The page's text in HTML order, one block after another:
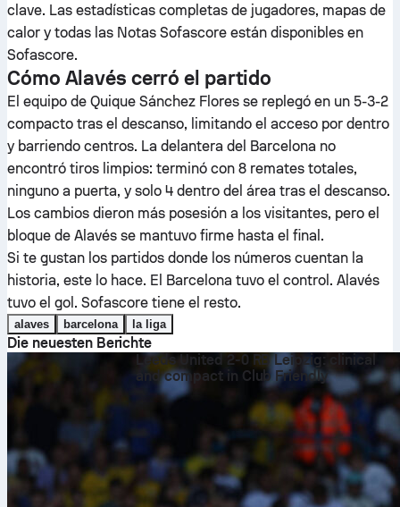
clave. Las estadísticas completas de jugadores, mapas de
calor y todas las Notas Sofascore están disponibles en
Sofascore.
Cómo Alavés cerró el partido
El equipo de Quique Sánchez Flores se replegó en un 5-3-2
compacto tras el descanso, limitando el acceso por dentro
y barriendo centros. La delantera del Barcelona no
encontró tiros limpios: terminó con 8 remates totales,
ninguno a puerta, y solo 4 dentro del área tras el descanso.
Los cambios dieron más posesión a los visitantes, pero el
bloque de Alavés se mantuvo firme hasta el final.
Si te gustan los partidos donde los números cuentan la
historia, este lo hace. El Barcelona tuvo el control. Alavés
tuvo el gol. Sofascore tiene el resto.
alaves barcelona la liga
Die neuesten Berichte
Leeds United 2-0 RB Leipzig: clinical
and compact in Club Friendly